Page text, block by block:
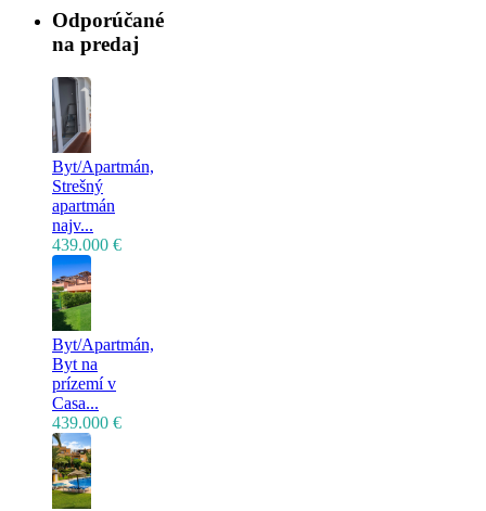
Odporúčané
na predaj
Byt/Apartmán,
Strešný
apartmán
najv...
439.000 €
Byt/Apartmán,
Byt na
prízemí v
Casa...
439.000 €